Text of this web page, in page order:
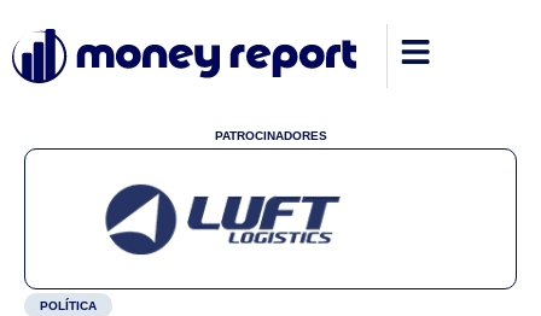
PATROCINADORES
POLÍTICA